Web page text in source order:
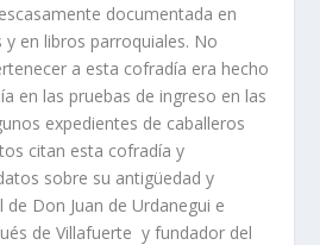
documentada en
en libros parroquiales. No
a esta cofradía era hecho
en las pruebas de ingreso en las
expedientes de caballeros
citan esta cofradía y
sobre su antigüedad y
Don Juan de Urdanegui e
de Villafuerte y fundador del